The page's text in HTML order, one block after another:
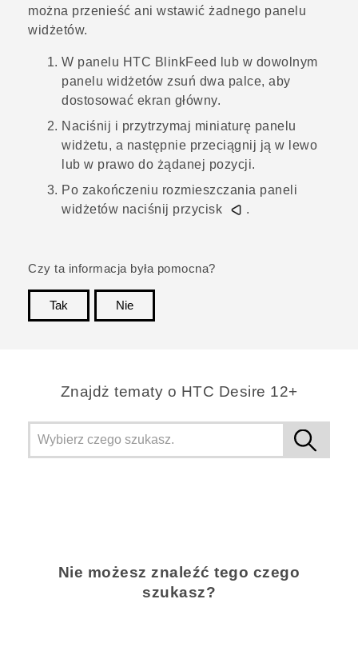
można przenieść ani wstawić żadnego panelu
widżetów.
W panelu HTC BlinkFeed
lub w dowolnym
panelu widżetów zsuń dwa palce, aby
dostosować ekran główny.
Naciśnij i przytrzymaj miniaturę panelu
widżetu, a następnie przeciągnij ją w lewo
lub w prawo do żądanej pozycji.
Po zakończeniu rozmieszczania paneli
widżetów naciśnij przycisk
.
Czy ta informacja była pomocna?
Tak
Nie
Znajdż tematy o HTC Desire 12+
Nie możesz znaleźć tego czego
szukasz?